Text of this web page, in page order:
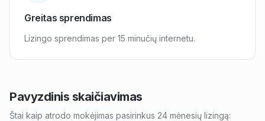
Greitas sprendimas
Lizingo sprendimas per 15 minučių internetu.
Pavyzdinis skaičiavimas
Štai kaip atrodo mokėjimas pasirinkus 24 mėnesių lizingą: